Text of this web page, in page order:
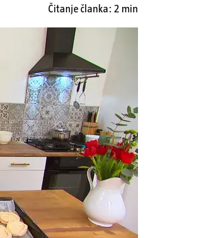
Čitanje članka: 2 min